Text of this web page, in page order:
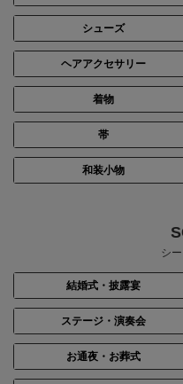
シューズ
ヘアアクセサリー
着物
帯
和装小物
シ
結婚式・披露宴
ステージ・演奏会
お通夜・お葬式